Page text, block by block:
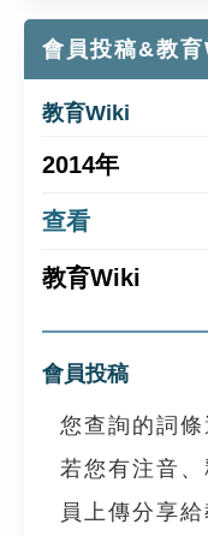
會員投稿&教
教育Wiki
2014年
查看
教育Wiki
會員投稿
您查詢的詞條
若您有注音
員上傳分享